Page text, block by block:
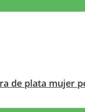
de plata mujer